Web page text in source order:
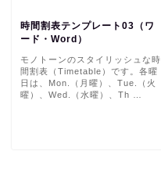
時間割表テンプレート03（ワ
ード・Word）
モノトーンのスタイリッシュな時
間割表（Timetable）です。各曜
日は、Mon.（月曜）、Tue.（火
曜）、Wed.（水曜）、Th …